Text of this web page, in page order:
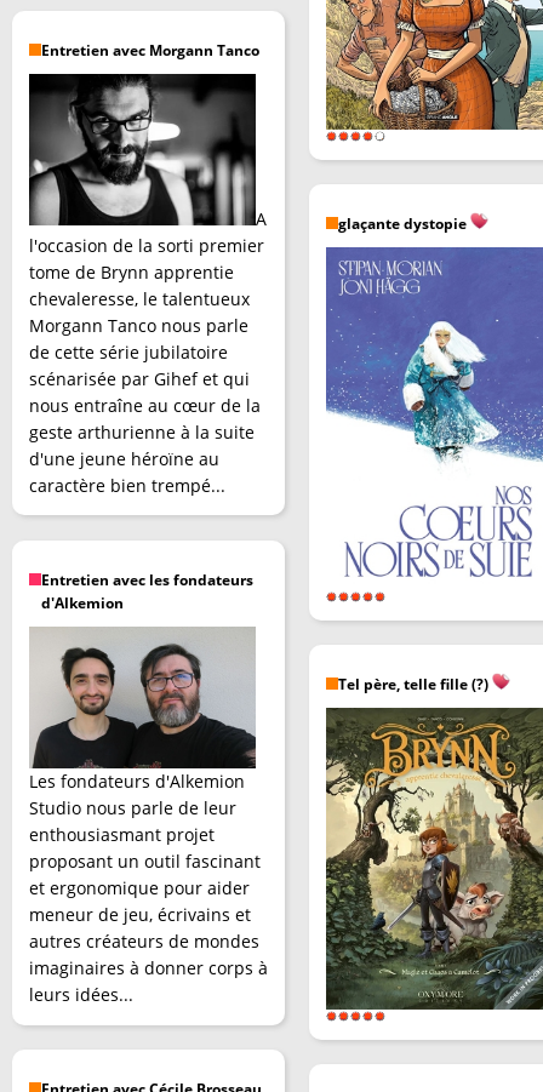
Entretien avec Morgann Tanco
A
l'occasion de la sorti premier
tome de Brynn apprentie
chevaleresse, le talentueux
Morgann Tanco nous parle
de cette série jubilatoire
scénarisée par Gihef et qui
nous entraîne au cœur de la
geste arthurienne à la suite
d'une jeune héroïne au
caractère bien trempé...
Entretien avec les fondateurs
d'Alkemion
Les fondateurs d'Alkemion
Studio nous parle de leur
enthousiasmant projet
proposant un outil fascinant
et ergonomique pour aider
meneur de jeu, écrivains et
autres créateurs de mondes
imaginaires à donner corps à
leurs idées...
glaçante dystopie
Tel père, telle fille (?)